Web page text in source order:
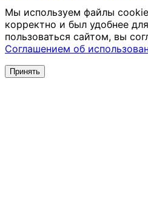
Мы используем файлы
корректно и был удобнее
пользоваться сайтом, вы
Соглашением об
Принять